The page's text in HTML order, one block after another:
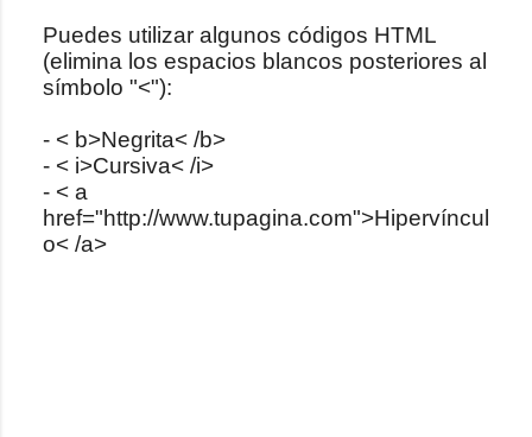
c
a
r
n
c
o
m
e
Puedes utilizar algunos códigos HTML
(elimina los espacios blancos posteriores al
símbolo "<"):
- < b>Negrita< /b>
- < i>Cursiva< /i>
- < a
href="http://www.tupagina.com">Hipervíncul
o< /a>